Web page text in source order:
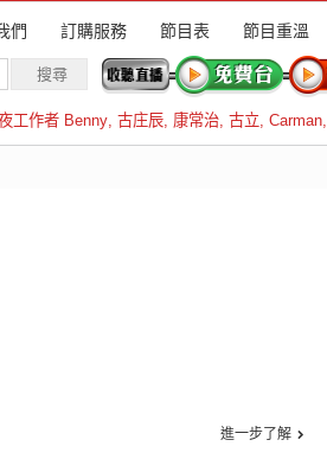
們 訂購服務 節目表 節目重溫
工作者 Benny, 古庄辰, 康常治, 古立, Carman,
進一步了解